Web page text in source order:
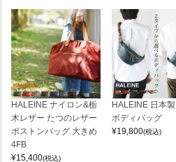
HALEINE ナイロン&栃
木レザー たつのレザー
ボストンバッグ 大きめ
4FB
¥15,400(税込)
HALEINE 日本
ボディバッグ
¥19,800(税込)